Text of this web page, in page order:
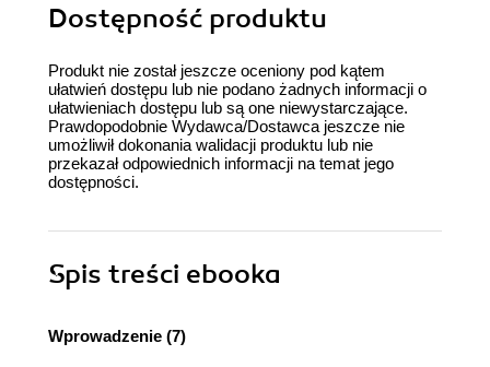
Dostępność produktu
Produkt nie został jeszcze oceniony pod kątem
ułatwień dostępu lub nie podano żadnych informacji o
ułatwieniach dostępu lub są one niewystarczające.
Prawdopodobnie Wydawca/Dostawca jeszcze nie
umożliwił dokonania walidacji produktu lub nie
przekazał odpowiednich informacji na temat jego
dostępności.
Spis treści ebooka
Wprowadzenie (7)